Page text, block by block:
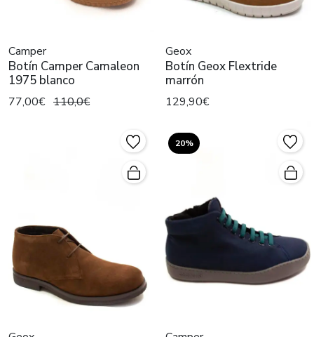
Camper
Botín Camper Camaleon
1975 blanco
77,00€ 110,0€
Geox
Botín Geox Flextride
marrón
129,90€
20%